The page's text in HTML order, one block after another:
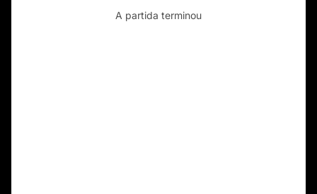
A partida terminou